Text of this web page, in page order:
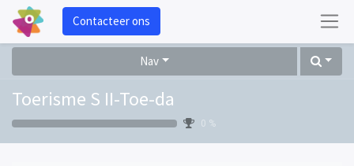
Contacteer ons
Nav
Toerisme S II-Toe-da
0 %